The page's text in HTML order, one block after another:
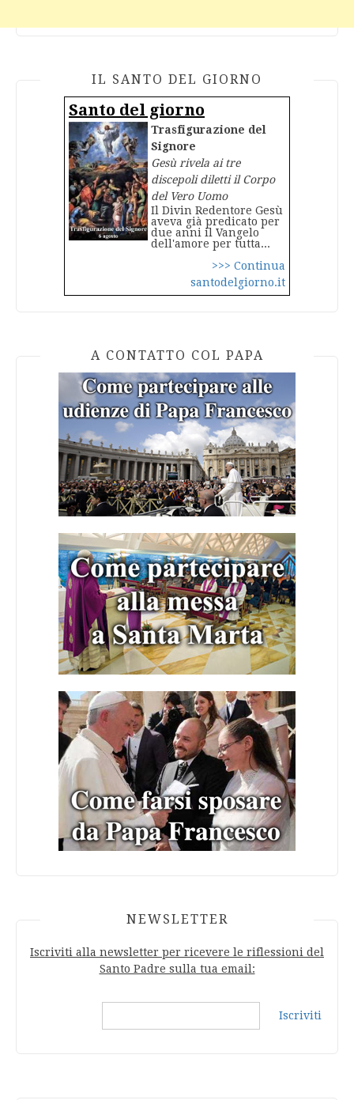
IL SANTO DEL GIORNO
Santo del giorno
Trasfigurazione del
Signore
Gesù rivela ai tre
discepoli diletti il Corpo
del Vero Uomo
Il Divin Redentore Gesù
aveva già predicato per
due anni il Vangelo
dell'amore per tutta...
>>> Continua
santodelgiorno.it
A CONTATTO COL PAPA
NEWSLETTER
Iscriviti alla newsletter per ricevere le riflessioni del
Santo Padre sulla tua email:
Iscriviti